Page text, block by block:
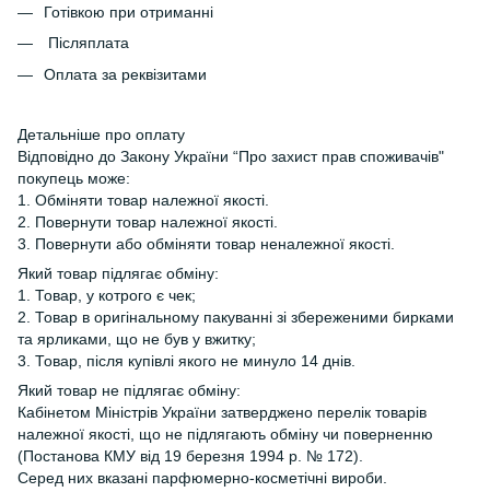
Готівкою при отриманні
Післяплата
Оплата за реквізитами
Детальніше про оплату
Відповідно до Закону України “Про захист прав споживачів"
покупець може:
1. Обміняти товар належної якості.
2. Повернути товар належної якості.
3. Повернути або обміняти товар неналежної якості.
Який товар підлягає обміну:
1. Товар, у котрого є чек;
2. Товар в оригінальному пакуванні зі збереженими бирками
та ярликами, що не був у вжитку;
3. Товар, після купівлі якого не минуло 14 днів.
Який товар не підлягає обміну:
Кабінетом Міністрів України затверджено перелік товарів
належної якості, що не підлягають обміну чи поверненню
(Постанова КМУ від 19 березня 1994 р. № 172).
Серед них вказані парфюмерно-косметічні вироби.